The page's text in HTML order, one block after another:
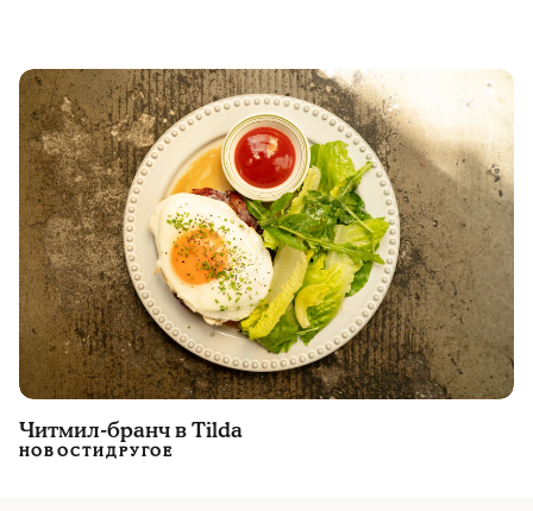
Читмил-бранч в Tilda
НОВОСТИДРУГОЕ